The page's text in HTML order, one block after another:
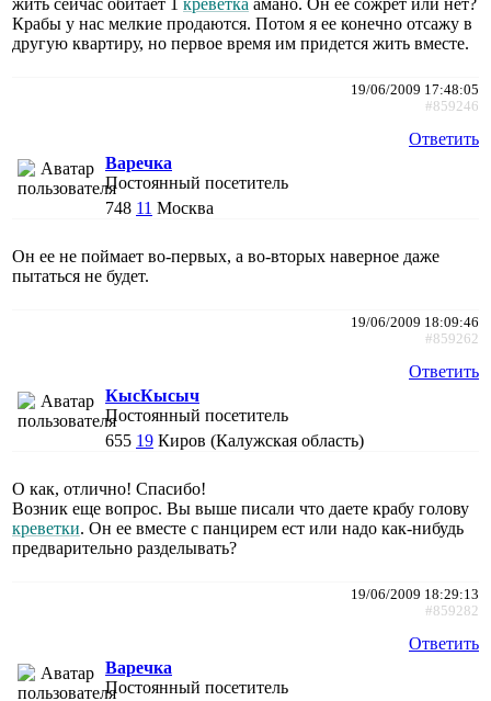
Крабы у нас мелкие продаются. Потом я ее конечно отсажу в
другую квартиру, но первое время им придется жить вместе.
19/06/2009 17:48:05
#859246
Ответить
Варечка
Постоянный посетитель
748 11 Москва
Он ее не поймает во-первых, а во-вторых наверное даже
пытаться не будет.
19/06/2009 18:09:46
#859262
Ответить
КысКысыч
Постоянный посетитель
655 19 Киров (Калужская область)
О как, отлично! Спасибо!
Возник еще вопрос. Вы выше писали что даете крабу голову
креветки. Он ее вместе с панцирем ест или надо как-нибудь
предварительно разделывать?
19/06/2009 18:29:13
#859282
Ответить
Варечка
Постоянный посетитель